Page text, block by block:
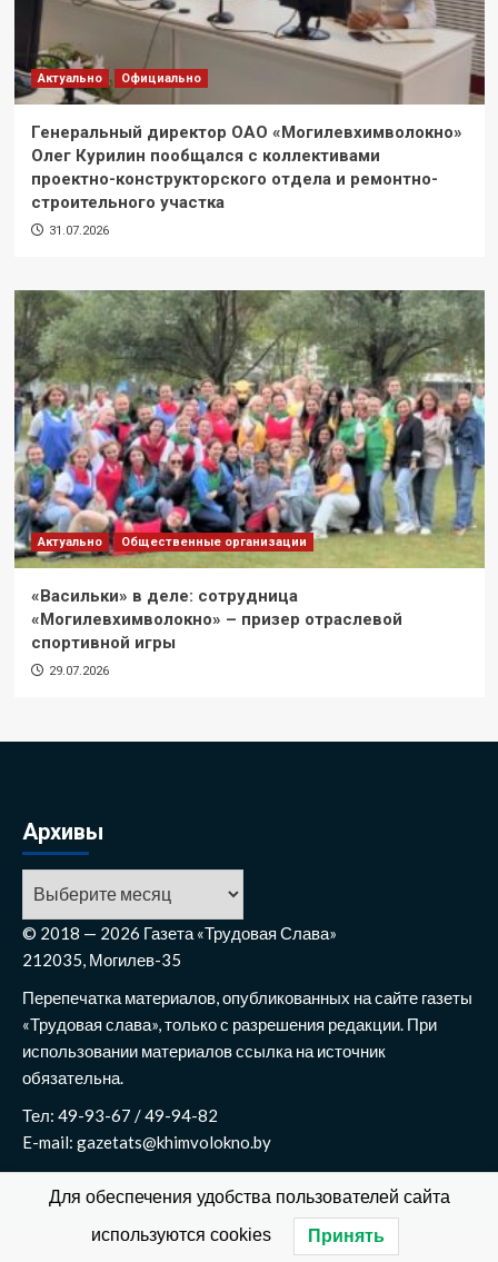
Актуально Официально
Генеральный директор ОАО «Могилевхимволокно»
Олег Курилин пообщался с коллективами
проектно-конструкторского отдела и ремонтно-
строительного участка
31.07.2026
Актуально Общественные организации
«Васильки» в деле: сотрудница
«Могилевхимволокно» – призер отраслевой
спортивной игры
29.07.2026
Архивы
Архивы
© 2018 — 2026 Газета «Трудовая Слава»
212035, Могилев-35
Перепечатка материалов, опубликованных на сайте газеты
«Трудовая слава», только с разрешения редакции. При
использовании материалов ссылка на источник
обязательна.
Тел: 49-93-67 / 49-94-82
E-mail: gazetats@khimvolokno.by
Для обеспечения удобства пользователей сайта
используются cookies Принять